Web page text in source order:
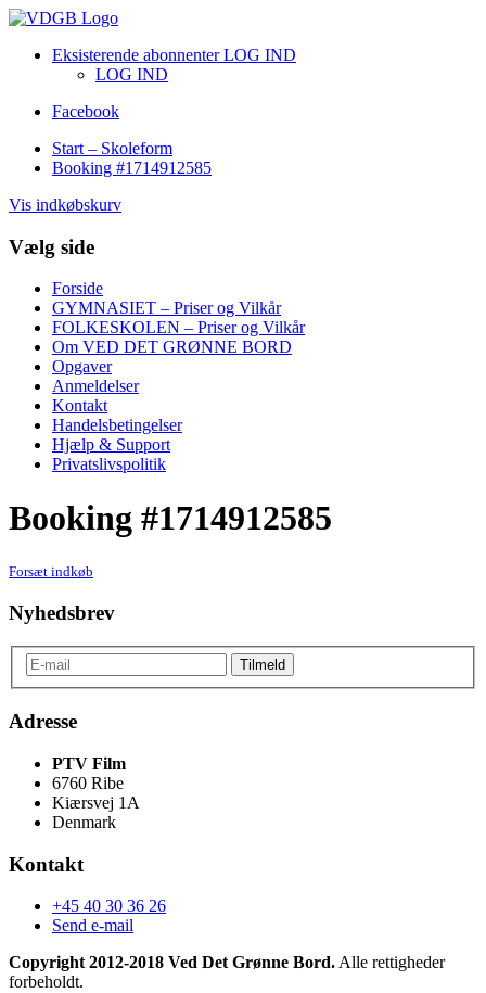
Eksisterende abonnenter LOG IND
LOG IND
Facebook
Start – Skoleform
Booking #1714912585
Vis indkøbskurv
Vælg side
Forside
GYMNASIET – Priser og Vilkår
FOLKESKOLEN – Priser og Vilkår
Om VED DET GRØNNE BORD
Opgaver
Anmeldelser
Kontakt
Handelsbetingelser
Hjælp & Support
Privatslivspolitik
Booking #1714912585
Forsæt indkøb
Nyhedsbrev
Adresse
PTV Film
6760 Ribe
Kiærsvej 1A
Denmark
Kontakt
+45 40 30 36 26
Send e-mail
Copyright 2012-2018 Ved Det Grønne Bord. Alle rettigheder
forbeholdt.